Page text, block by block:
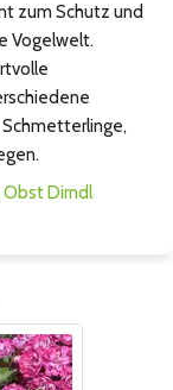
zum Schutz und
Vogelwelt.
Schmetterlinge,
Obst Dirndl